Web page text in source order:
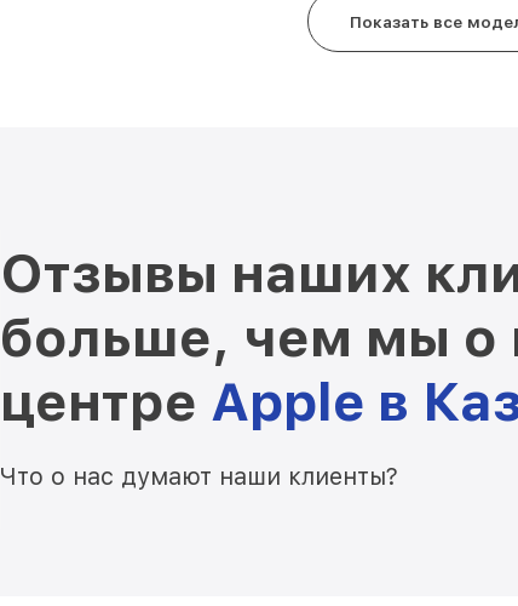
Показать все
Отзывы наших
больше, чем мы о
центре Apple в
Что о нас думают наши клиенты?